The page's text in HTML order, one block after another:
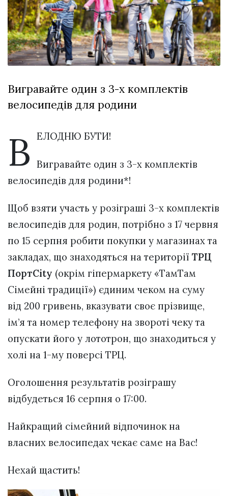
XIX
Спартакіада
VolWe...
29 Липня 2026
573 переглядів
Всі розділи
Лайф
Афіша
Контакти
Політика конфіденційності
Вигравайте один з 3-х комплектів
велосипедів для родини
В ЕЛОДНЮ БУТИ!
Вигравайте один з 3-х комплектів
велосипедів для родини*!
Щоб взяти участь у розіграші 3-х комплектів
велосипедів для родин, потрібно з 17 червня
по 15 серпня робити покупки у магазинах та
закладах, що знаходяться на території ТРЦ
ПортCity (окрім гіпермаркету «ТамТам
Сімейні традиції») єдиним чеком на суму
від 200 гривень, вказувати своє прізвище,
ім’я та номер телефону на звороті чеку та
опускати його у лототрон, що знаходиться у
холі на 1-му поверсі ТРЦ.
Оголошення результатів розіграшу
відбудеться 16 серпня о 17:00.
Найкращий сімейний відпочинок на
власних велосипедах чекає саме на Вас!
Нехай щастить!